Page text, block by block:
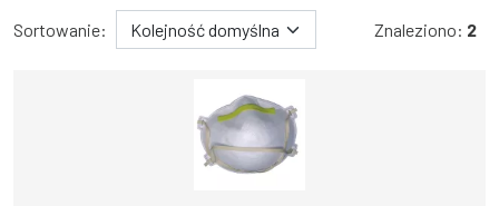
Wyniki wyszukiwania
Sortowanie: Znaleziono: 2